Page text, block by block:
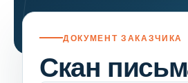
ДОКУМЕНТ ЗАКАЗЧИКА
Скан